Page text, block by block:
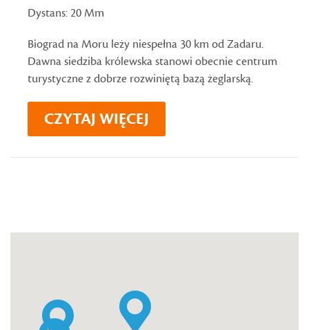
Dystans: 20 Mm
Biograd na Moru leży niespełna 30 km od Zadaru.
Dawna siedziba królewska stanowi obecnie centrum
turystyczne z dobrze rozwiniętą bazą żeglarską.
CZYTAJ WIĘCEJ